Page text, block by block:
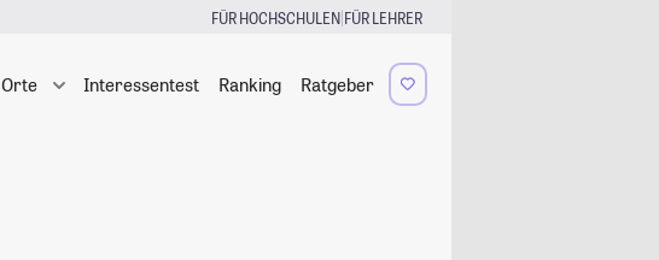
FÜR HOCHSCHULEN|FÜR LEHRER
Orte Interessentest Ranking Ratgeber